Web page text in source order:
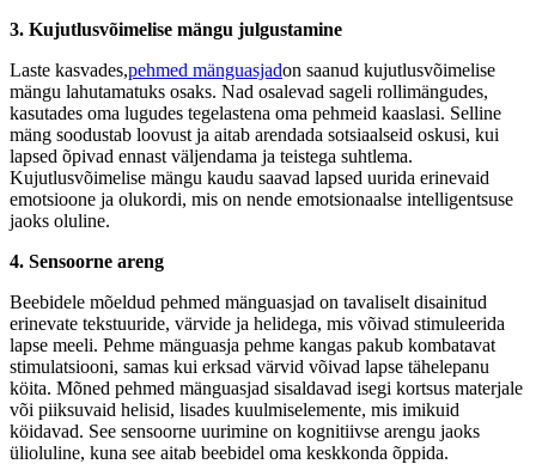
3. Kujutlusvõimelise mängu julgustamine
Laste kasvades,pehmed mänguasjadon saanud kujutlusvõimelise
mängu lahutamatuks osaks. Nad osalevad sageli rollimängudes,
kasutades oma lugudes tegelastena oma pehmeid kaaslasi. Selline
mäng soodustab loovust ja aitab arendada sotsiaalseid oskusi, kui
lapsed õpivad ennast väljendama ja teistega suhtlema.
Kujutlusvõimelise mängu kaudu saavad lapsed uurida erinevaid
emotsioone ja olukordi, mis on nende emotsionaalse intelligentsuse
jaoks oluline.
4. Sensoorne areng
Beebidele mõeldud pehmed mänguasjad on tavaliselt disainitud
erinevate tekstuuride, värvide ja helidega, mis võivad stimuleerida
lapse meeli. Pehme mänguasja pehme kangas pakub kombatavat
stimulatsiooni, samas kui erksad värvid võivad lapse tähelepanu
köita. Mõned pehmed mänguasjad sisaldavad isegi kortsus materjale
või piiksuvaid helisid, lisades kuulmiselemente, mis imikuid
köidavad. See sensoorne uurimine on kognitiivse arengu jaoks
ülioluline, kuna see aitab beebidel oma keskkonda õppida.